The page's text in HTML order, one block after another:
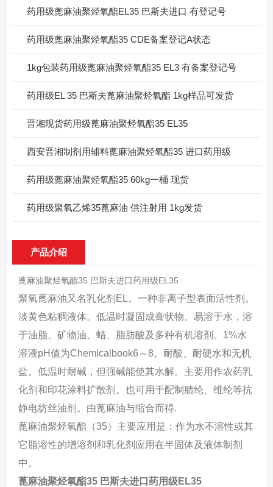
药用级蓖麻油聚烃氧酯EL35 巴斯夫进口 有登记号
药用级蓖麻油聚烃氧酯35 CDE备案登记A状态
1kg包装药用级蓖麻油聚烃氧酯35 EL3 有备案登记号
药用级EL 35 巴斯夫蓖麻油聚烃氧酯 1kg样品可发货
晋湘现货药用级蓖麻油聚烃氧酯35 EL35
西安晋湘制剂用辅料蓖麻油聚烃氧酯35 进口药用级
药用级蓖麻油聚烃氧酯35 60kg一桶 现货
药用级聚氧乙烯35蓖麻油 供注射用 1kg发货
产品介绍
蓖麻油聚烃氧酯35 巴斯夫进口药用级EL35
聚氧蓖麻油又名乳化剂EL。一种非离子型表面活性剂。
淡黄色粘稠液体。低温时凝固成膏状物。易溶于水，溶
于油脂、矿物油、蜡、脂肪酸及多种有机溶剂。1%水
溶液pH值为Chemicalbook6～8。耐酸、耐硬水和无机
盐。低温时耐碱，但强碱能使其水解。主要用作农药乳
化剂和印花涂料扩散剂。也可用于配制腈纶、维纶等抗
静电纺丝油剂。由蓖麻油与缩合而得.
蓖麻油聚烃氧酯（35）主要应用是：作为水不溶性或其
它脂溶性的增溶剂和乳化剂应用在半固体及液体制剂
中。
蓖麻油聚烃氧酯35 巴斯夫进口药用级EL35